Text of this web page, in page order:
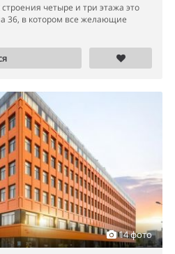
четыре и три этажа это
36, в котором все желающие
14 фото